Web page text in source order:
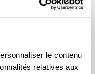
le contenu
relatives aux
que la